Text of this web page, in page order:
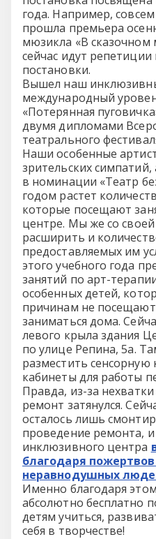
года. Например,
прошла премьера
мюзикла «В сказочном
сейчас идут
постановки.
Вышел наш
международный
«Потерянная
двумя дипломами
театрального
Наши особенные
зрительских
в номинации «Театр
годом растет
которые посещают
центре. Мы же со
расширить и
предоставляемых им
этого учебного года
занятий по арт-
особенных детей,
причинам не
заниматься дома.
левого крыла здания
по улице Репина, 5а.
разместить сенсорную
кабинеты для работы
Правда, из-за
ремонт затянулся.
осталось лишь
проведение ремонта,
инклюзивного центра
благодаря
неравнодушных
Именно благодаря
абсолютно бесплатно
детям учиться,
себя в творчестве!